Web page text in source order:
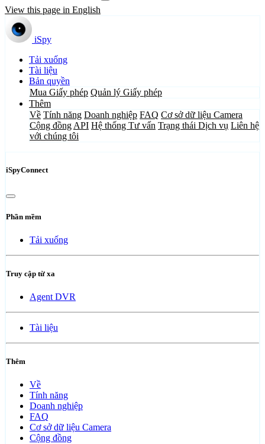
View this page in English
iSpy
Tải xuống
Tài liệu
Bản quyền
Mua Giấy phép Quản lý Giấy phép
Thêm
Về Tính năng Doanh nghiệp FAQ Cơ sở dữ liệu Camera
Cộng đồng API Hệ thống Tư vấn Trạng thái Dịch vụ Liên hệ
với chúng tôi
iSpyConnect
Phần mềm
Tải xuống
Truy cập từ xa
Agent DVR
Tài liệu
Thêm
Về
Tính năng
Doanh nghiệp
FAQ
Cơ sở dữ liệu Camera
Cộng đồng